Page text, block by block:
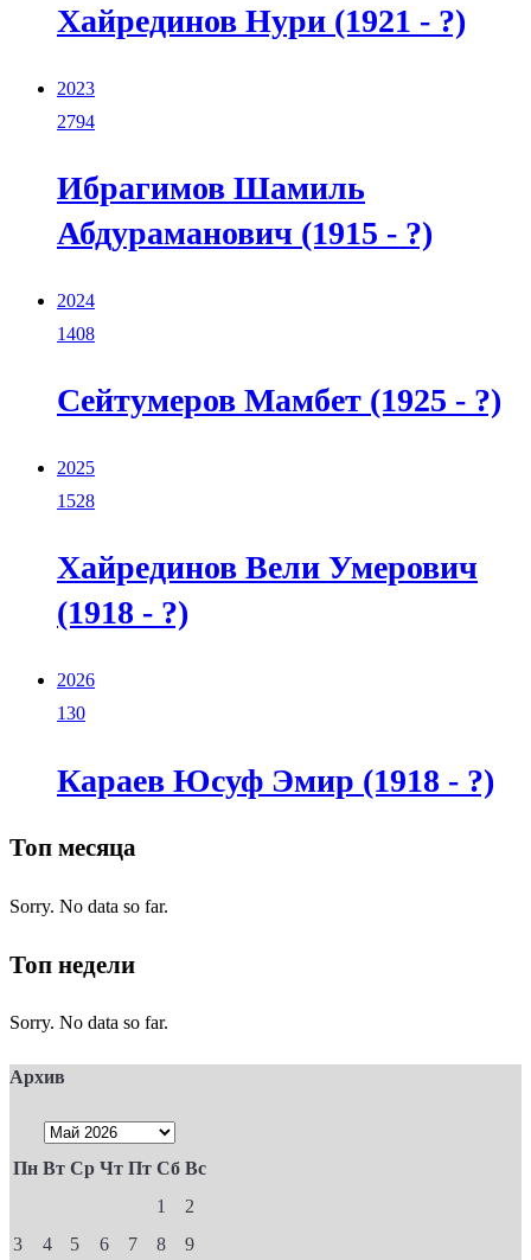
Хайрединов Нури (1921 - ?)
2023
2794
Ибрагимов Шамиль
Абдураманович (1915 - ?)
2024
1408
Сейтумеров Мамбет (1925 - ?)
2025
1528
Хайрединов Вели Умерович
(1918 - ?)
2026
130
Караев Юсуф Эмир (1918 - ?)
Топ месяца
Sorry. No data so far.
Топ недели
Sorry. No data so far.
Архив
Пн Вт Ср Чт Пт Сб Вс
1
2
3
4 5 6 7 8
9